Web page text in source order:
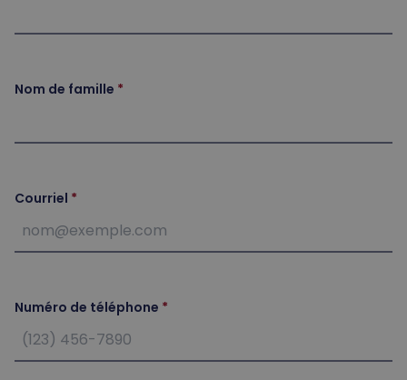
Nom de famille
Courriel
Numéro de téléphone